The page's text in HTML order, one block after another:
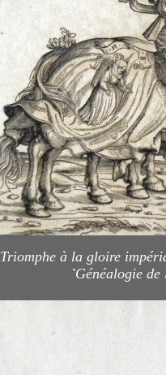
Triomphe à la gloire
`Généalogie